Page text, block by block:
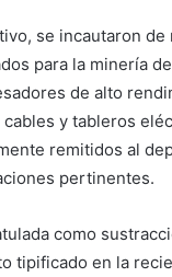
se incautaron de
para la minería
de alto
y tableros
remitidos al
pertinentes.
como
tipificado en la